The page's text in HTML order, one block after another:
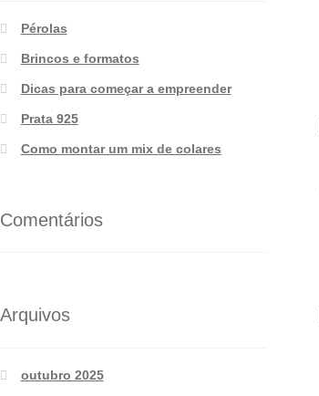
Pérolas
Brincos e formatos
Dicas para começar a empreender
Prata 925
Como montar um mix de colares
Comentários
Arquivos
outubro 2025